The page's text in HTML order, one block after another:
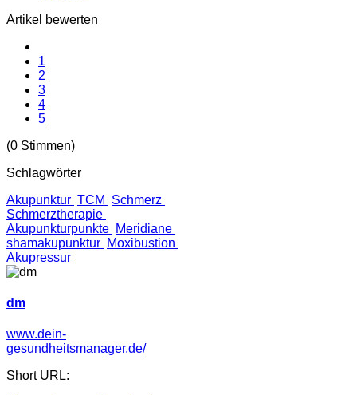
Artikel bewerten
1
2
3
4
5
(0 Stimmen)
Schlagwörter
Akupunktur TCM
Schmerz
Schmerztherapie
Akupunkturpunkte Meridiane
shamakupunktur Moxibustion
Akupressur
dm
www.dein-
gesundheitsmanager.de/
Short URL: